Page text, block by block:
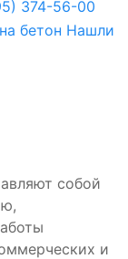
374-56-00
бетон Нашли
собой
и